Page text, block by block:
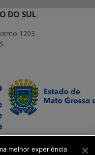
DO SUL
1203
melhor experiência